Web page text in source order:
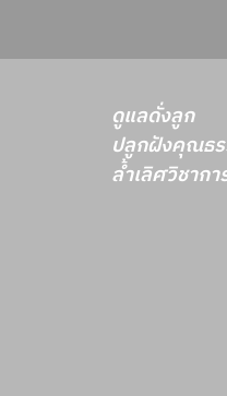
ดูแลดั่งลูก
ปลูกฝังคุณธ
ล้ำเลิศวิชากา